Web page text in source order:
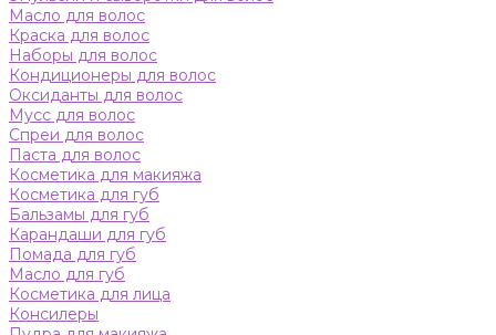
Масло для волос
Краска для волос
Наборы для волос
Кондиционеры для волос
Оксиданты для волос
Мусс для волос
Спреи для волос
Паста для волос
Косметика для макияжа
Косметика для губ
Бальзамы для губ
Карандаши для губ
Помада для губ
Масло для губ
Косметика для лица
Консилеры